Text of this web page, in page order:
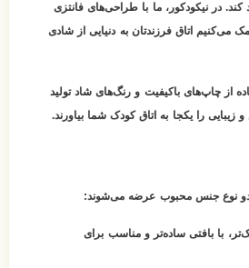
در نیکودکور، ما با طراحی‌های فانتزی
می‌کنیم اتاق فرزندتان به دنیایی از شادی
از چاپ‌های باکیفیت و رنگ‌های شاد تولید
زیبایی را یکجا به اتاق کودک شما بیاورند.
دو نوع جنس محبوب عرضه می‌شوند:
با بافتی ساده‌تر و مناسب برای